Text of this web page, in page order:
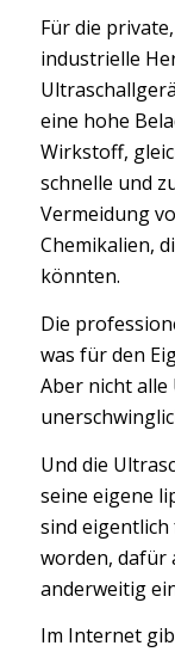
Für die
industrielle
eine hohe
Wirkstoff,
schnelle und
Vermeidung
Chemikalien,
könnten.
Die
was für den
Aber nicht
Und die
seine eigene
sind
worden, dafür
anderweitig
Im Internet